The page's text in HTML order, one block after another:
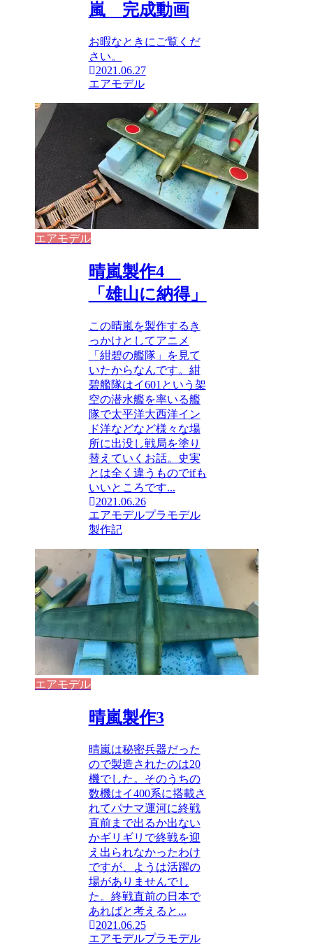
嵐 完成動画
お暇なときにご覧くだ
さい。
2021.06.27
エアモデル
エアモデル
晴嵐製作4
「雄山に納得」
この晴嵐を製作するき
っかけとしてアニメ
「紺碧の艦隊」を見て
いたからなんです。紺
碧艦隊はイ601という架
空の潜水艦を率いる艦
隊で太平洋大西洋イン
ド洋などなど様々な場
所に出没し戦局を塗り
替えていくお話。史実
とは全く違うものでifも
いいところです...
2021.06.26
エアモデルプラモデル
製作記
エアモデル
晴嵐製作3
晴嵐は秘密兵器だった
ので製造されたのは20
機でした。そのうちの
数機はイ400系に搭載さ
れてパナマ運河に終戦
直前まで出るか出ない
かギリギリで終戦を迎
え出られなかったわけ
ですが、ようは活躍の
場がありませんでし
た。終戦直前の日本で
あればと考えると...
2021.06.25
エアモデルプラモデル